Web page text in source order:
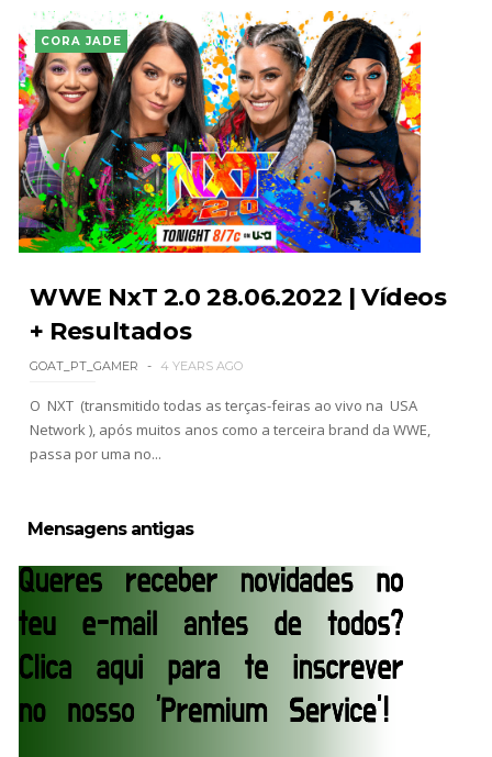
CORA JADE
WWE NxT 2.0 28.06.2022 | Vídeos
+ Resultados
GOAT_PT_GAMER 4 YEARS AGO
O NXT (transmitido todas as terças-feiras ao vivo na USA
Network ), após muitos anos como a terceira brand da WWE,
passa por uma no...
Mensagens antigas